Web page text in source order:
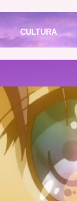
CULTURA